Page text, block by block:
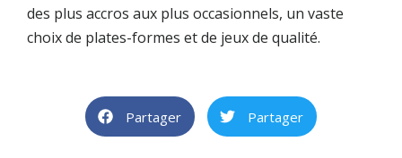
des plus accros aux plus occasionnels, un vaste
choix de plates-formes et de jeux de qualité.
Partager Partager